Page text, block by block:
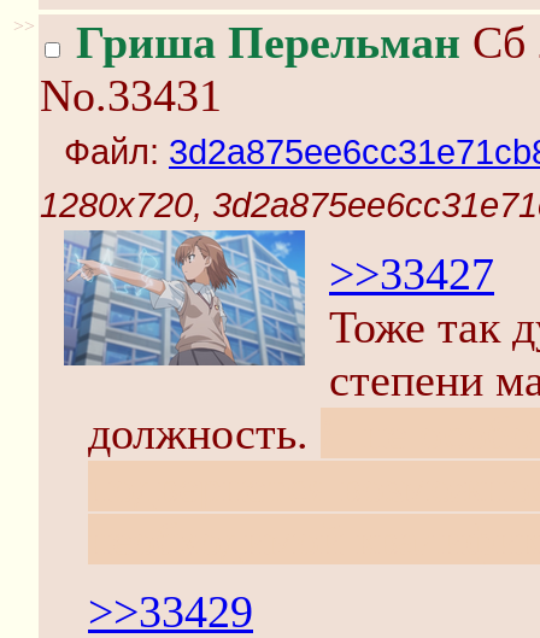
>> Гриша Перельман Сб
No.33431
Файл:
1280x720,
>>33427
Тоже так
степени
должность.
>>33429